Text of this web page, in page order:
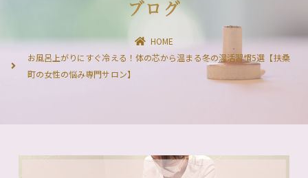
ブログ
HOME
お風呂上がりにすぐ冷える！体の芯から温まる冬の温活習慣5選【扶桑
町の女性の悩み専門サロン】